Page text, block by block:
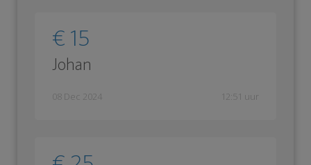
€ 15
Johan
08 Dec 2024 12:51 uur